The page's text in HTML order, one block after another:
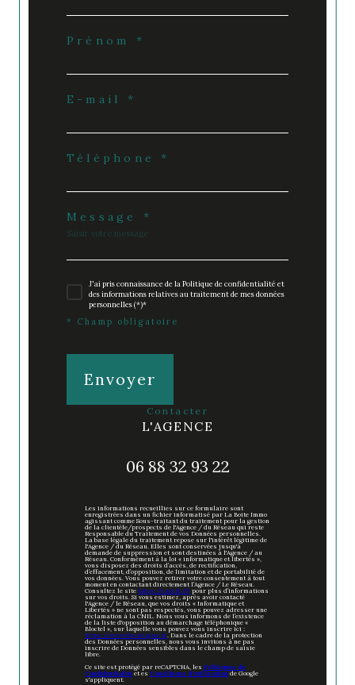
Prénom *
E-mail *
Téléphone *
Message *
J'ai pris connaissance de la Politique de confidentialité et
des informations relatives au traitement de mes données
personnelles (*)*
* Champ obligatoire
Envoyer
contacter
L'AGENCE
06 88 32 93 22
Les informations recueillies sur ce formulaire sont
enregistrées dans un fichier informatisé par La Boite Immo
agissant comme Sous-traitant du traitement pour la gestion
de la clientèle/prospects de l'Agence / du Réseau qui reste
Responsable du Traitement de vos Données personnelles.
La base légale du traitement repose sur l'intérêt légitime de
l'Agence / du Réseau. Elles sont conservées jusqu'à
demande de suppression et sont destinées à l'Agence / au
Réseau. Conformément à la loi « informatique et libertés »,
vous disposez des droits d’accès, de rectification,
d’effacement, d’opposition, de limitation et de portabilité de
vos données. Vous pouvez retirer votre consentement à tout
moment en contactant directement l’Agence / Le Réseau.
Consultez le sitehttps://cnil.fr/fr pour plus d’informations
sur vos droits. Si vous estimez, après avoir contacté
l'Agence / le Réseau, que vos droits « Informatique et
Libertés » ne sont pas respectés, vous pouvez adresser une
réclamation à la CNIL. Nous vous informons de l’existence
de la liste d'opposition au démarchage téléphonique «
Bloctel », sur laquelle vous pouvez vous inscrire ici :
https://www.bloctel.gouv.fr. Dans le cadre de la protection
des Données personnelles, nous vous invitons à ne pas
inscrire de Données sensibles dans le champ de saisie
libre.
Ce site est protégé par reCAPTCHA, lesPolitiques de
Confidentialité et es Conditions d'utilisationde Google
s'appliquent.